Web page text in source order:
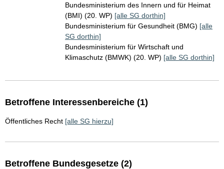
Bundesministerium des Innern und für Heimat
(BMI) (20. WP) [alle SG dorthin]
Bundesministerium für Gesundheit (BMG) [alle
SG dorthin]
Bundesministerium für Wirtschaft und
Klimaschutz (BMWK) (20. WP) [alle SG dorthin]
Betroffene Interessenbereiche (1)
Öffentliches Recht [alle SG hierzu]
Betroffene Bundesgesetze (2)